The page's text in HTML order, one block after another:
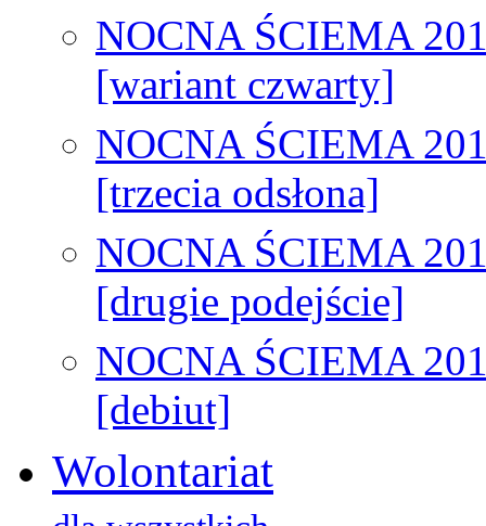
NOCNA ŚCIEMA
[wariant czwarty]
NOCNA ŚCIEMA
[trzecia odsłona]
NOCNA ŚCIEMA
[drugie podejście]
NOCNA ŚCIEMA
[debiut]
Wolontariat